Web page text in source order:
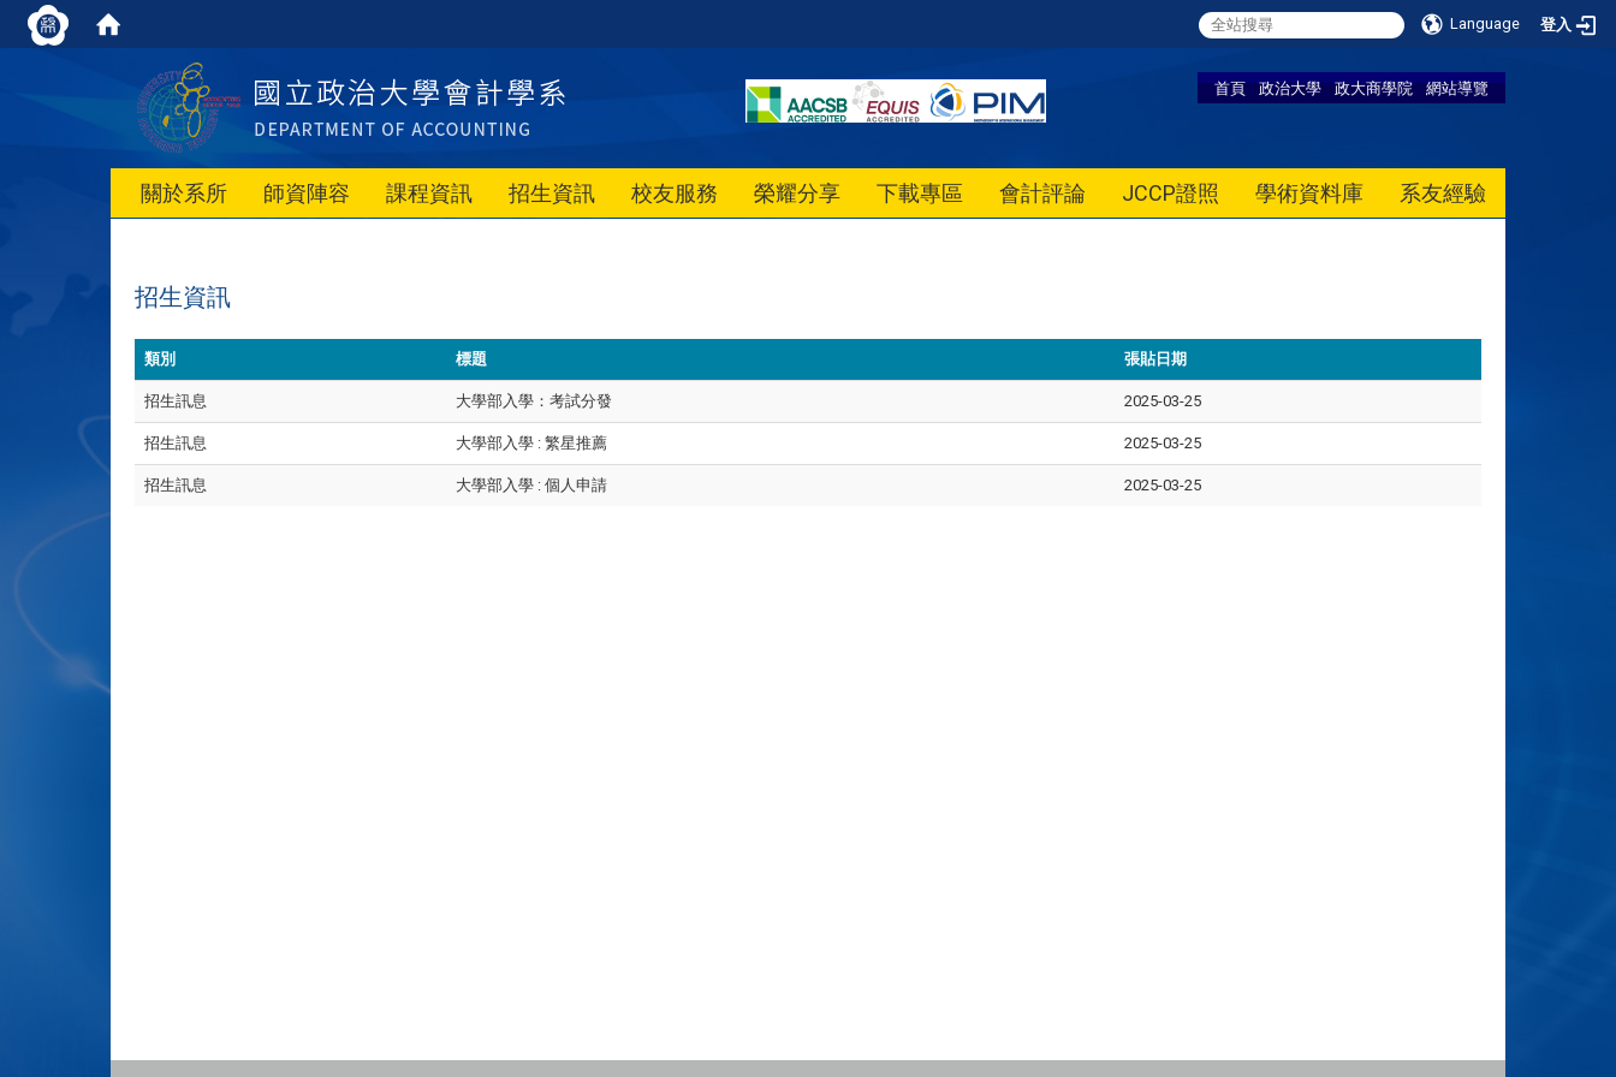
Language 登入
首頁 政治大學 政大商學院 網站導覽
關於系所 師資陣容 課程資訊 招生資訊 校友服務 榮耀分享 下載專區 會計評論 JCCP證照 學術資料庫 系友經驗
招生資訊
類別 標題 張貼日期
招生訊息 大學部入學：考試分發 2025-03-25
招生訊息 大學部入學 : 繁星推薦 2025-03-25
招生訊息 大學部入學 : 個人申請 2025-03-25